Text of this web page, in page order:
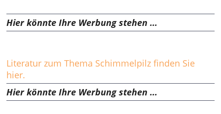
Hier könnte Ihre Werbung stehen ...
Literatur zum Thema Schimmelpilz finden Sie
hier.
Hier könnte Ihre Werbung stehen ...